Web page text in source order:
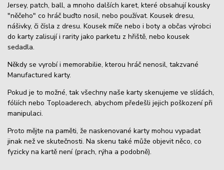
Jersey, patch, ball, a mnoho dalších karet, které obsahují kousky
"něčeho" co hráč buďto nosil, nebo používat. Kousek dresu,
nášivky, či čísla z dresu. Kousek míče nebo i boty a občas výrobci
do karty zalisují i rarity jako parketu z hřiště, nebo kousek
sedadla.
Někdy se vyrobí i memorabilie, kterou hráč nenosil, takzvané
Manufactured karty.
Pokud je to možné, tak všechny naše karty skenujeme ve slídách,
fóliích nebo Toploaderech, abychom předešli jejich poškození při
manipulaci.
Proto mějte na paměti, že naskenované karty mohou vypadat
jinak než ve skutečnosti. Na skenu také může objevit něco, co
fyzicky na kartě není (prach, rýha a podobně).